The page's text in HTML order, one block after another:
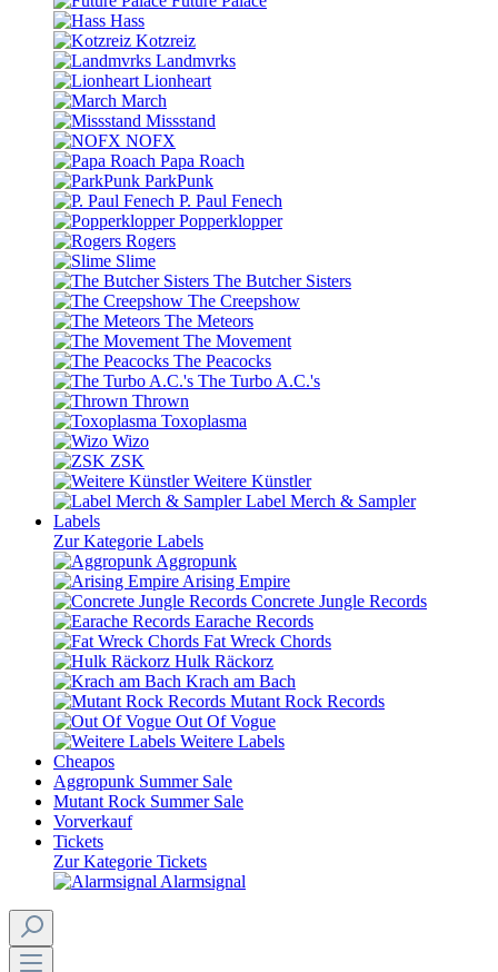
Hass
Kotzreiz
Landmvrks
Lionheart
March
Missstand
NOFX
Papa Roach
ParkPunk
P. Paul Fenech
Popperklopper
Rogers
Slime
The Butcher Sisters
The Creepshow
The Meteors
The Movement
The Peacocks
The Turbo A.C.'s
Thrown
Toxoplasma
Wizo
ZSK
Weitere Künstler
Label Merch & Sampler
Labels
Zur Kategorie Labels
Aggropunk
Arising Empire
Concrete Jungle Records
Earache Records
Fat Wreck Chords
Hulk Räckorz
Krach am Bach
Mutant Rock Records
Out Of Vogue
Weitere Labels
Cheapos
Aggropunk Summer Sale
Mutant Rock Summer Sale
Vorverkauf
Tickets
Zur Kategorie Tickets
Alarmsignal